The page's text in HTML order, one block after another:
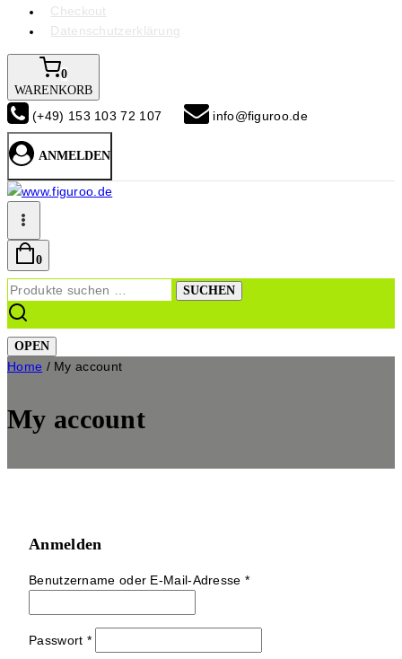
Checkout
Datenschutzerklärung
0
WARENKORB
(+49) 153 103 72 107 info@figuroo.de
ANMELDEN
0
Suchen
nach:
SUCHEN
OPEN
Home / My account
My account
Anmelden
Benutzername oder E-Mail-Adresse *Erforderlich
Passwort *Erforderlich